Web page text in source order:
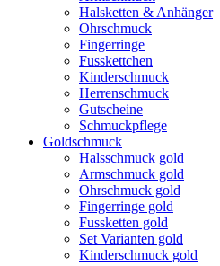
Halsketten & Anhänger
Ohrschmuck
Fingerringe
Fusskettchen
Kinderschmuck
Herrenschmuck
Gutscheine
Schmuckpflege
Goldschmuck
Halsschmuck gold
Armschmuck gold
Ohrschmuck gold
Fingerringe gold
Fussketten gold
Set Varianten gold
Kinderschmuck gold